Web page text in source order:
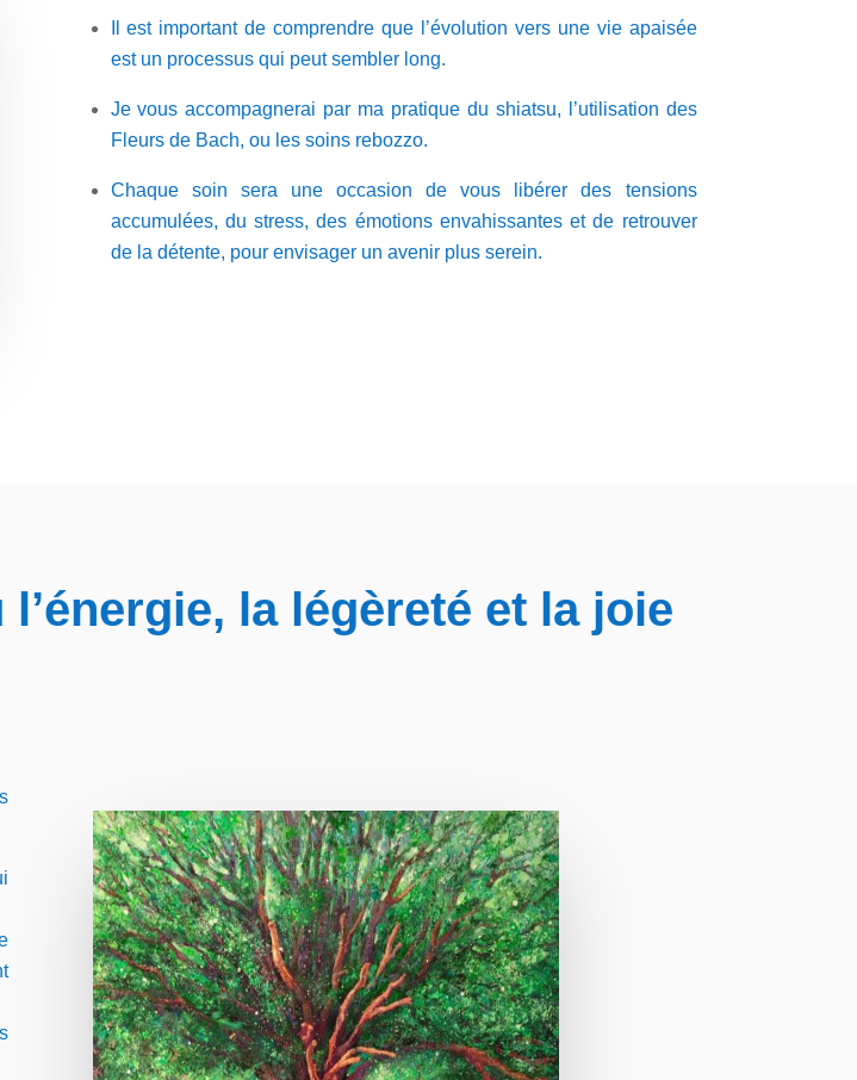
Il est important de comprendre que l’évolution vers une vie apaisée
est un processus qui peut sembler long.
Je vous accompagnerai par ma pratique du shiatsu, l’utilisation des
Fleurs de Bach, ou les soins rebozzo.
Chaque soin sera une occasion de vous libérer des tensions
accumulées, du stress, des émotions envahissantes et de retrouver
de la détente, pour envisager un avenir plus serein.
la légèreté et la joie